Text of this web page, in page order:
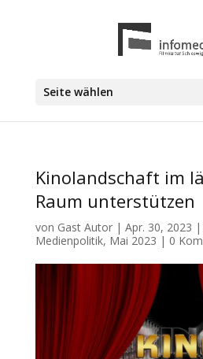
Seite wählen
Kinolandschaft im
Raum unterstützen
von Gast Autor| Apr. 30, 2023 |
Medienpolitik, Mai 2023 | 0